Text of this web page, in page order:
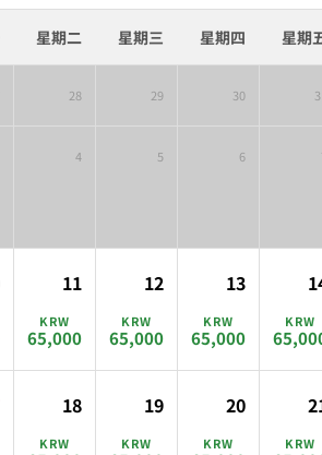
星期二 星期三 星期四 星期
28 29 30
4 5 6
11
KRW
65,000
12
KRW
65,000
13
KRW
65,000
KRW
18
KRW
19
KRW
20
KRW KRW